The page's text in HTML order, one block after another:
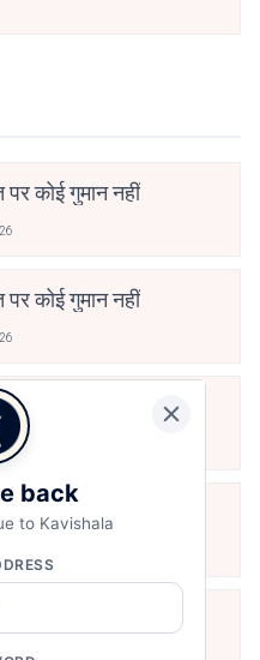
कोई गुमान नहीं
कोई गुमान नहीं
आयेगा।
back
to Kavishala